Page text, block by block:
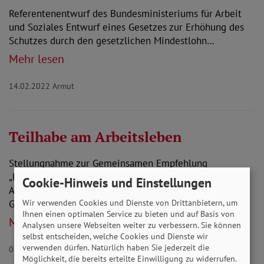
Referentenentwurf des Bundesministeriums für Arbeit
und Soziales Entwurf eines Gesetzes zur Erhöhung des
Schutzes durch den gesetzlichen Mindestlohn…
Mehr lesen
14.02.2022 Armut
Teilhabe am Arbeitsleben
Stellungnahme zur Gemeinsamen Empfehlung
„Einrichtungen für Leistungen zur Teilhabe am
Arbeitsleben nach § 51 SGB IX“ Entwurf einer
Gemeinsamen…
Mehr lesen
06.08.2021Behinderung Selbstbestimmung
Cookie-Hinweis und Einstellungen
Wir verwenden Cookies und Dienste von Drittanbietern, um
Ihnen einen optimalen Service zu bieten und auf Basis von
Analysen unsere Webseiten weiter zu verbessern. Sie können
selbst entscheiden, welche Cookies und Dienste wir
verwenden dürfen. Natürlich haben Sie jederzeit die
Möglichkeit, die bereits erteilte Einwilligung zu widerrufen.